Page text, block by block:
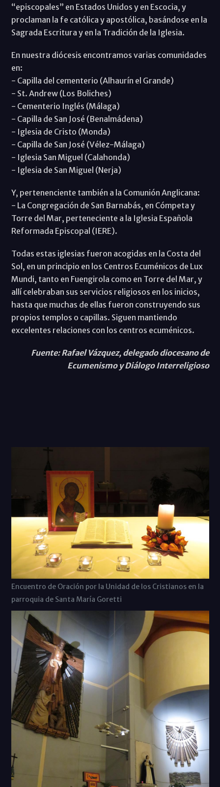
“episcopales” en Estados Unidos y en Escocia, y
proclaman la fe católica y apostólica, basándose en la
Sagrada Escritura y en la Tradición de la Iglesia.
En nuestra diócesis encontramos varias comunidades
en:
- Capilla del cementerio (Alhaurín el Grande)
- St. Andrew (Los Boliches)
- Cementerio Inglés (Málaga)
- Capilla de San José (Benalmádena)
- Iglesia de Cristo (Monda)
- Capilla de San José (Vélez-Málaga)
- Iglesia San Miguel (Calahonda)
- Iglesia de San Miguel (Nerja)
Y, pertenenciente también a la Comunión Anglicana:
- La Congregación de San Barnabás, en Cómpeta y
Torre del Mar, perteneciente a la Iglesia Española
Reformada Episcopal (IERE).
Todas estas iglesias fueron acogidas en la Costa del
Sol, en un principio en los Centros Ecuménicos de Lux
Mundi, tanto en Fuengirola como en Torre del Mar, y
allí celebraban sus servicios religiosos en los inicios,
hasta que muchas de ellas fueron construyendo sus
propios templos o capillas. Siguen mantiendo
excelentes relaciones con los centros ecuménicos.
Fuente: Rafael Vázquez, delegado diocesano de
Ecumenismo y Diálogo Interreligioso
Encuentro de Oración por la Unidad de los Cristianos en la
parroquia de Santa María Goretti